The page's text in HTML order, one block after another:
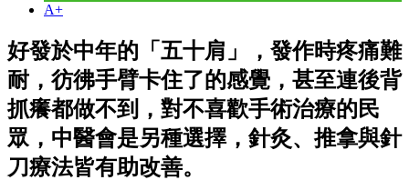
A+
好發於中年的「五十肩」，發作時疼痛難
耐，彷彿手臂卡住了的感覺，甚至連後背
抓癢都做不到，對不喜歡手術治療的民
眾，中醫會是另種選擇，針灸、推拿與針
刀療法皆有助改善。